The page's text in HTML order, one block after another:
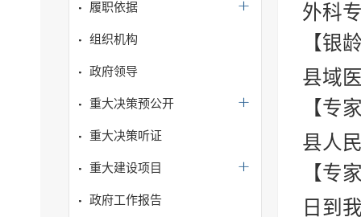
履职依据
组织机构
政府领导
重大决策预公开
重大决策听证
重大建设项目
政府工作报告
外科
【银
县域
【专
县人
【专
日到